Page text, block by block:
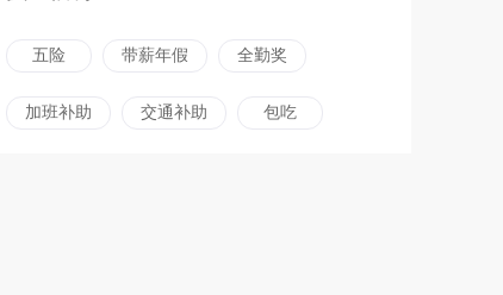
五险 带薪年假 全勤奖
加班补助 交通补助 包吃